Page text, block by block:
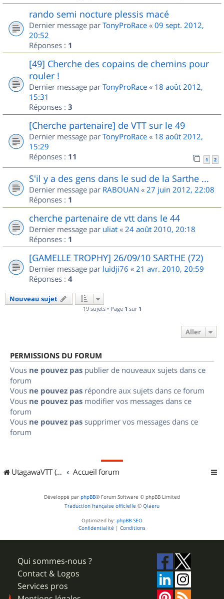
rando semi nocture plessis macé
Dernier message par TonyProRace « 09 sept. 2012,
20:52
Réponses : 1
[49] Cherche des copains de chemins pour
rouler !
Dernier message par TonyProRace « 18 août 2012,
15:31
Réponses : 3
[Cherche partenaire] de VTT sur le 49
Dernier message par TonyProRace « 18 août 2012,
15:29
Réponses : 11 1 2
S'il y a des gens dans le sud de la Sarthe ...
Dernier message par RABOUAN « 27 juin 2012, 22:08
Réponses : 1
cherche partenaire de vtt dans le 44
Dernier message par uliat « 24 août 2010, 20:18
Réponses : 1
[GAMELLE TROPHY] 26/09/10 SARTHE (72)
Dernier message par luidji76 « 21 avr. 2010, 20:59
Réponses : 4
Nouveau sujet
19 sujets • Page 1 sur 1
Aller
PERMISSIONS DU FORUM
Vous ne pouvez pas publier de nouveaux sujets dans ce
forum
Vous ne pouvez pas répondre aux sujets dans ce forum
Vous ne pouvez pas modifier vos messages dans ce
forum
Vous ne pouvez pas supprimer vos messages dans ce
forum
UtagawaVTT (Randos VTT et VTTAE avec traces GPS) Accueil forum
Développé par phpBB® Forum Software © phpBB Limited
Traduction française officielle © Qiaeru
Optimized by: phpBB SEO
Confidentialité | Conditions
Qui sommes-nous ?
Contact & Logos
Services pros